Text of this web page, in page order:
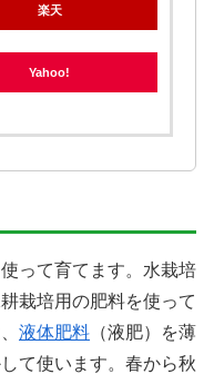
楽天
Yahoo!
って育てます。水栽培
栽培用の肥料を使って
液体肥料 （液肥）を薄
て使います。春から秋